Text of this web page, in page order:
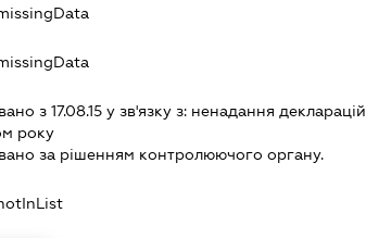
з 17.08.15 у зв'язку з: ненадання декларацiй
року
за рiшенням контролюючого органу.